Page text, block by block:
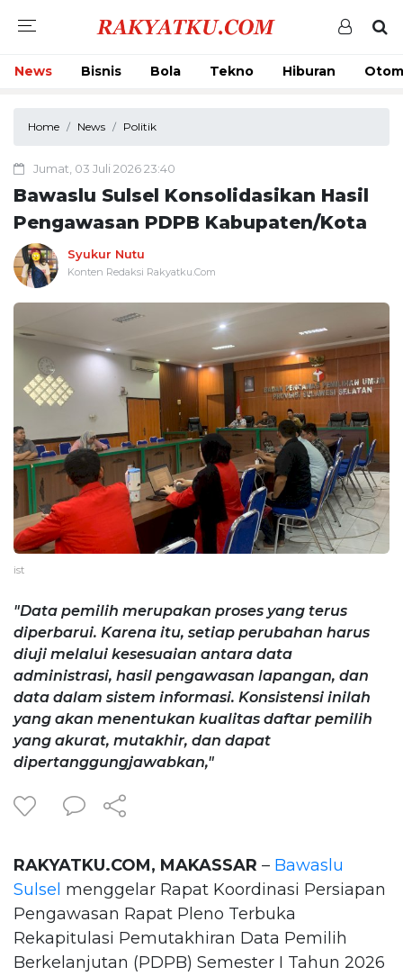
News Bisnis Bola Tekno Hiburan
Home News Politik
Jumat, 03 Juli 2026 23:40
Bawaslu Sulsel Konsolidasikan Hasil
Pengawasan PDPB Kabupaten/Kota
Syukur Nutu
Konten Redaksi Rakyatku.Com
ist
"Data pemilih merupakan proses yang terus
diperbarui. Karena itu, setiap perubahan harus
diuji melalui kesesuaian antara data
administrasi, hasil pengawasan lapangan, dan
data dalam sistem informasi. Konsistensi inilah
yang akan menentukan kualitas daftar pemilih
yang akurat, mutakhir, dan dapat
dipertanggungjawabkan,"
RAKYATKU.COM, MAKASSAR – Bawaslu
Sulsel menggelar Rapat Koordinasi Persiapan
Pengawasan Rapat Pleno Terbuka
Rekapitulasi Pemutakhiran Data Pemilih
Berkelanjutan (PDPB) Semester I Tahun 2026